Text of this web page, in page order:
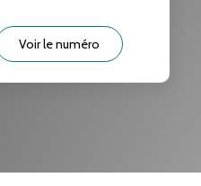
ECOLES ET CRÈCHES
Voir le numéro